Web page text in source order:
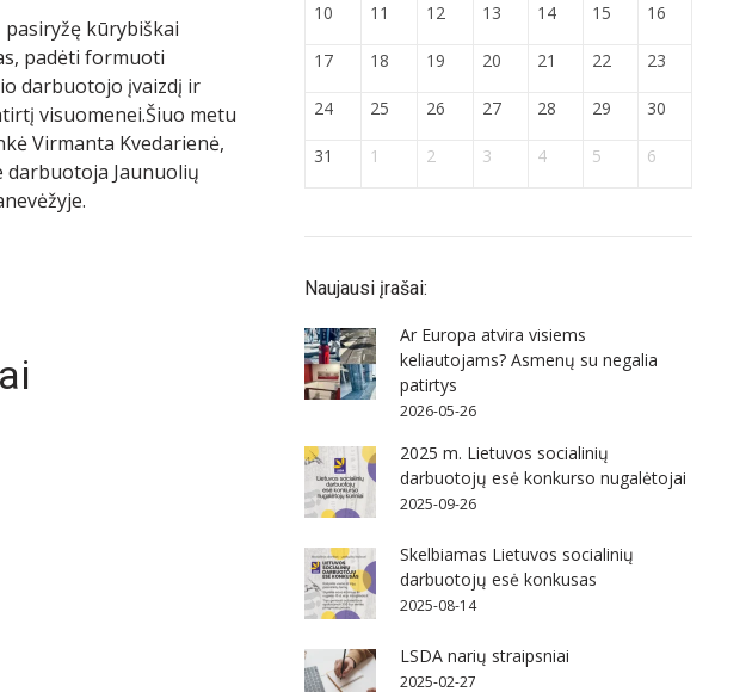
pasiryžę kūrybiškai
padėti formuoti
darbuotojo įvaizdį ir
visuomenei.Šiuo metu
Virmanta Kvedarienė,
darbuotoja Jaunuolių
10 11 12 13 14 15 16
17 18 19 20 21 22 23
24 25 26 27 28 29 30
31 1 2 3 4 5 6
Naujausi įrašai:
Ar Europa atvira visiems
keliautojams? Asmenų su negalia
patirtys
2026-05-26
2025 m. Lietuvos socialinių
darbuotojų esė konkurso nugalėtojai
2025-09-26
Skelbiamas Lietuvos socialinių
darbuotojų esė konkusas
2025-08-14
LSDA narių straipsniai
2025-02-27